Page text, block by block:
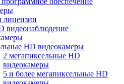
видеонаблюдение
HD видеокамеры
2 мегапиксельные HD
видеокамеры
5 и более мегапиксельные HD